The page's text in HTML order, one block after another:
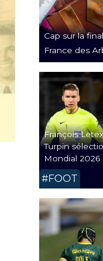
Cap sur la
France des
François
Turpin
Mondial 2026 !
#FOOT